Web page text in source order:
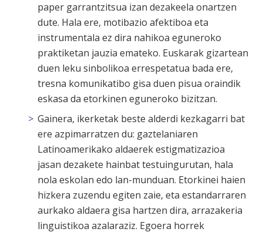
paper garrantzitsua izan dezakeela onartzen
dute. Hala ere, motibazio afektiboa eta
instrumentala ez dira nahikoa eguneroko
praktiketan jauzia emateko. Euskarak gizartean
duen leku sinbolikoa errespetatua bada ere,
tresna komunikatibo gisa duen pisua oraindik
eskasa da etorkinen eguneroko bizitzan.
Gainera, ikerketak beste alderdi kezkagarri bat
ere azpimarratzen du: gaztelaniaren
Latinoamerikako aldaerek estigmatizazioa
jasan dezakete hainbat testuingurutan, hala
nola eskolan edo lan-munduan. Etorkinei haien
hizkera zuzendu egiten zaie, eta estandarraren
aurkako aldaera gisa hartzen dira, arrazakeria
linguistikoa azalaraziz. Egoera horrek